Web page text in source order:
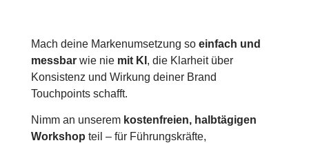
Mach deine Markenumsetzung so einfach und
messbar wie nie mit KI , die Klarheit über
Konsistenz und Wirkung deiner Brand
Touchpoints schafft.
Nimm an unserem kostenfreien, halbtägigen
Workshop teil – für Führungskräfte,